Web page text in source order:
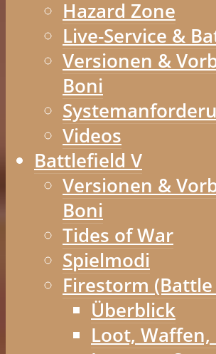
Hazard Zone
Live-Service &
Versionen &
Boni
Videos
Battlefield V
Versionen &
Boni
Tides of War
Spielmodi
Firestorm (Battle
Überblick
Loot, Waffen,